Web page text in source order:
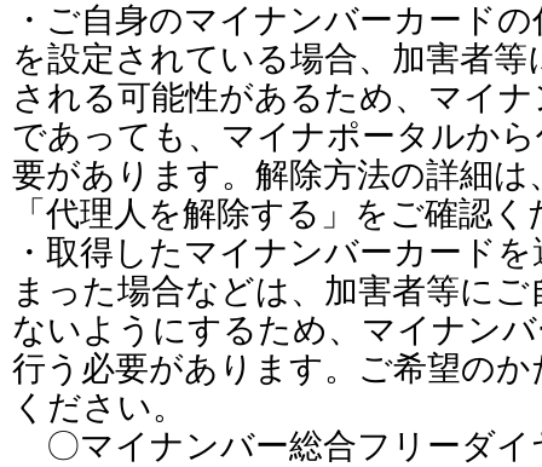
・ご自身のマイナンバーカード
を設定されている場合、加害者
される可能性があるため、マイ
であっても、マイナポータルか
要があります。解除方法の詳細
「代理人を解除する」をご確認
・取得したマイナンバーカード
まった場合などは、加害者等に
ないようにするため、マイナン
行う必要があります。ご希望の
ください。
〇マイナンバー総合フリーダイ